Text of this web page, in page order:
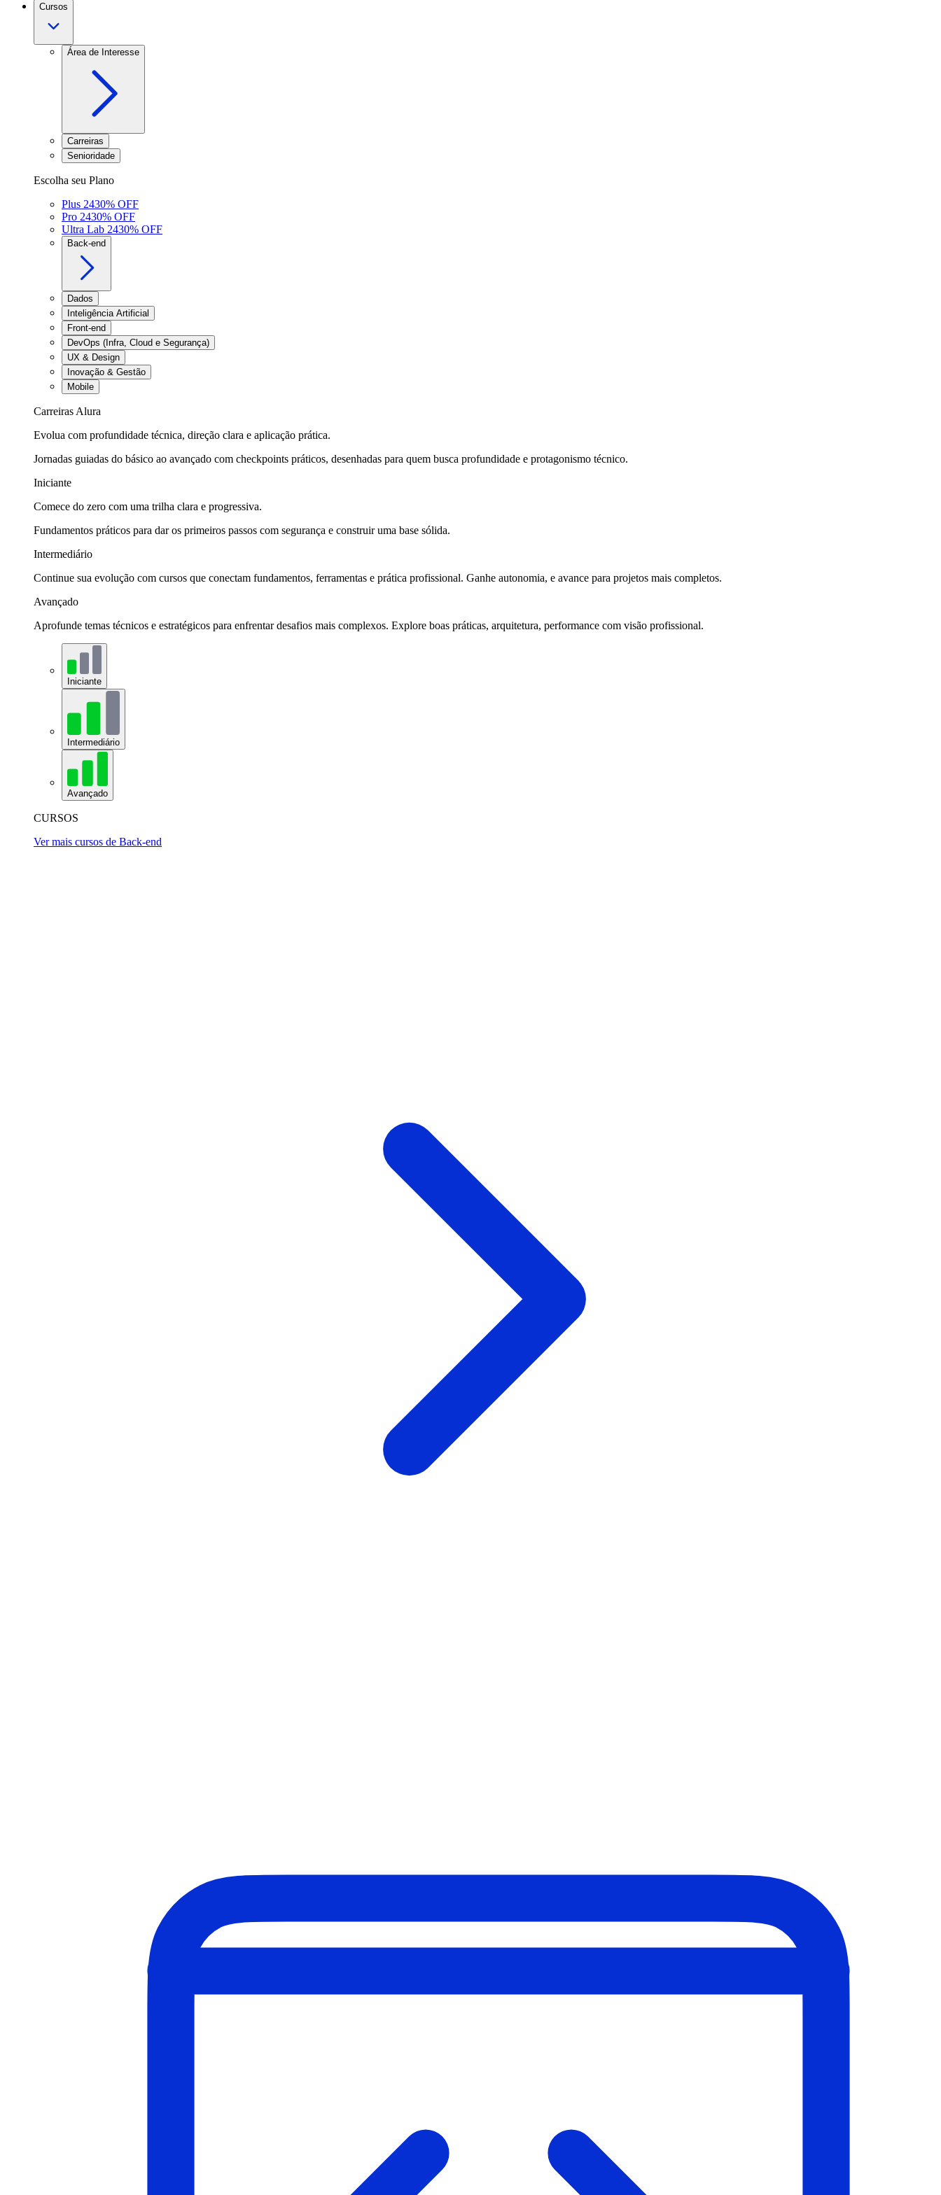
Cursos
Área de Interesse
Carreiras
Senioridade
Escolha seu Plano
Plus 2430% OFF
Pro 2430% OFF
Ultra Lab 2430% OFF
Back-end
Dados
Inteligência Artificial
Front-end
DevOps (Infra, Cloud e Segurança)
UX & Design
Inovação & Gestão
Mobile
Carreiras Alura
Evolua com profundidade técnica, direção clara e aplicação prática.
Jornadas guiadas do básico ao avançado com checkpoints práticos, desenhadas para quem busca profundidade e protagonismo técnico.
Iniciante
Comece do zero com uma trilha clara e progressiva.
Fundamentos práticos para dar os primeiros passos com segurança e construir uma base sólida.
Intermediário
Continue sua evolução com cursos que conectam fundamentos, ferramentas e prática profissional. Ganhe autonomia, e avance para projetos mais completos.
Avançado
Aprofunde temas técnicos e estratégicos para enfrentar desafios mais complexos. Explore boas práticas, arquitetura, performance com visão profissional.
Iniciante
Intermediário
Avançado
CURSOS
Ver mais cursos de Back-end